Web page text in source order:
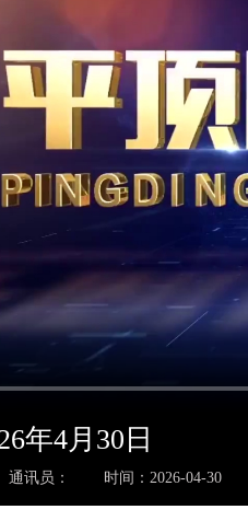
年4月30日
通讯员： 时间：2026-04-30